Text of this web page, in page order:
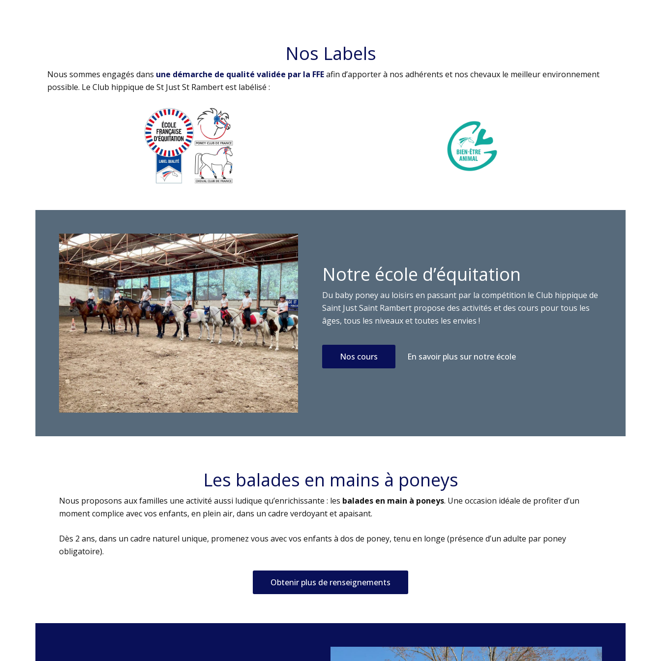
Nos Labels
Nous sommes engagés dans une démarche de qualité validée par la FFEafin d’apporter à nos adhérents et nos chevaux le meilleur environnement
possible. Le Club hippique de St Just St Rambert est labélisé :
Notre école d’équitation
Du baby poney au loisirs en passant par la compétition le Club hippique de
Saint Just Saint Rambert propose des activités et des cours pour tous les
âges, tous les niveaux et toutes les envies !
Nos cours En savoir plus sur notre école
Les balades en mains à poneys
Nous proposons aux familles une activité aussi ludique qu’enrichissante : les balades en main à poneys. Une occasion idéale de profiter d’un
moment complice avec vos enfants, en plein air, dans un cadre verdoyant et apaisant.
Dès 2 ans, dans un cadre naturel unique, promenez vous avec vos enfants à dos de poney, tenu en longe (présence d’un adulte par poney
obligatoire).
Obtenir plus de renseignements